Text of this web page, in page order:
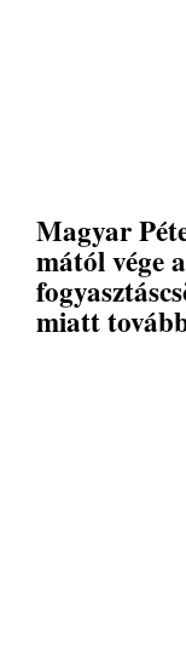
Magyar
mától vége
miatt